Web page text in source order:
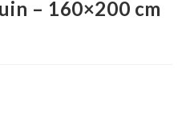
– 160×200 cm